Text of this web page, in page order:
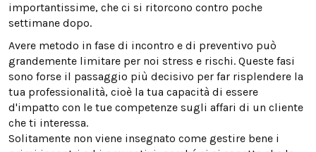
importantissime, che ci si ritorcono contro poche
settimane dopo.
Avere metodo in fase di incontro e di preventivo può
grandemente limitare per noi stress e rischi. Queste fasi
sono forse il passaggio più decisivo per far risplendere la
tua professionalità, cioè la tua capacità di essere
d'impatto con le tue competenze sugli affari di un cliente
che ti interessa.
Solitamente non viene insegnato come gestire bene i